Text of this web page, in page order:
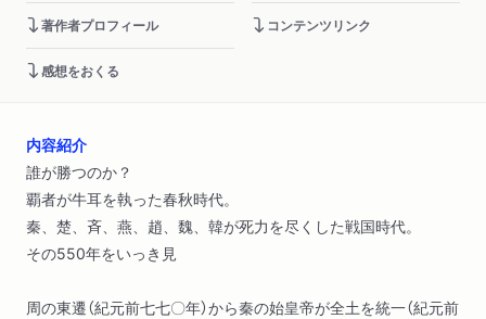
著作者プロフィール コンテンツリンク
感想をおくる
内容紹介
誰が勝つのか？
覇者が牛耳を執った春秋時代。
秦、楚、斉、燕、趙、魏、韓が死力を尽くした戦国時代。
その550年をいっき見
周の東遷（紀元前七七〇年）から秦の始皇帝が全土を統一（紀元前